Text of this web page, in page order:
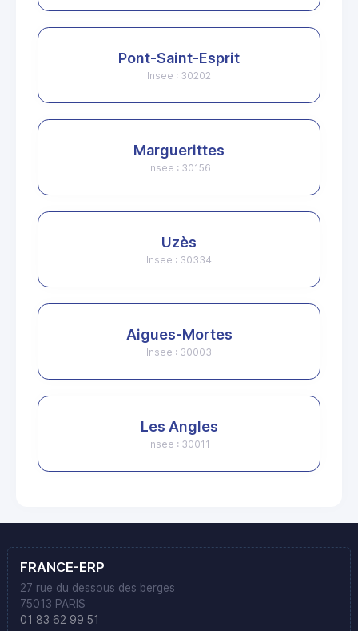
Pont-Saint-Esprit
Insee : 30202
Marguerittes
Insee : 30156
Uzès
Insee : 30334
Aigues-Mortes
Insee : 30003
Les Angles
Insee : 30011
FRANCE-ERP
27 rue du dessous des berges
75013 PARIS
01 83 62 99 51